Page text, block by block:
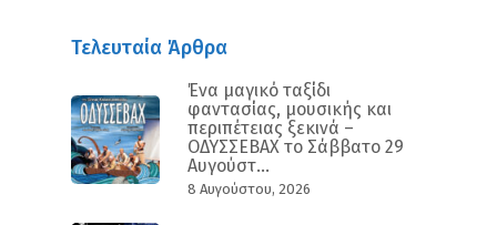
Τελευταία Άρθρα
Ένα μαγικό ταξίδι
φαντασίας, μουσικής και
περιπέτειας ξεκινά –
ΟΔΥΣΣΕΒΑΧ το Σάββατο 29
Αυγούστ...
8 Αυγούστου, 2026